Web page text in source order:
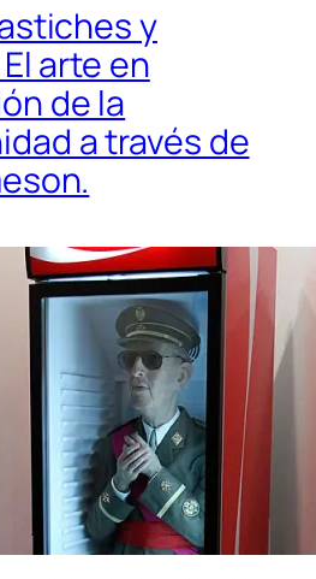
y
arte en
de la
a través de